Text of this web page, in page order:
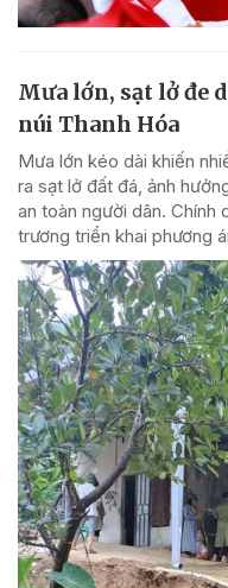
Mưa lớn, sạt lở đe
núi Thanh Hóa
Mưa lớn kéo dài khiến
ra sạt lở đất đá, ảnh
an toàn người dân. Chính
trương triển khai phương